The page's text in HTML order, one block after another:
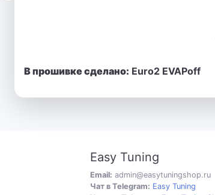
В прошивке сделано: Euro2 EVAPoff
Easy Tuning
Email: admin@easytuningshop.ru
Чат в Telegram: Easy Tuning